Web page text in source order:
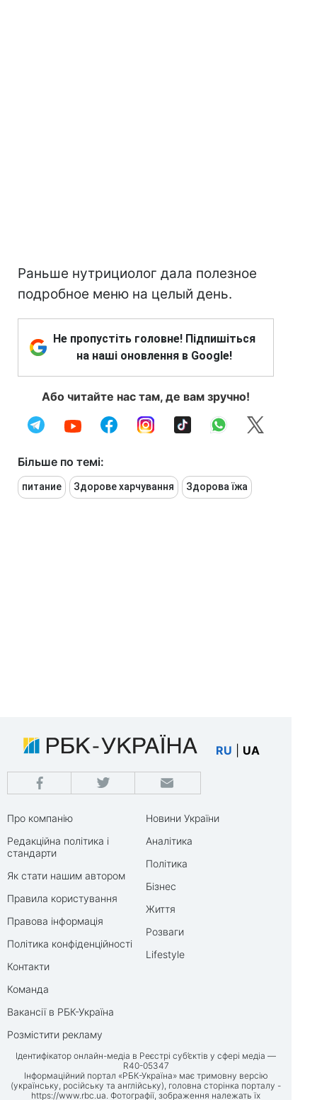
Раньше нутрициолог дала полезное
подробное меню на целый день.
Не пропустіть головне! Підпишіться
на наші оновлення в Google!
Або читайте нас там, де вам зручно!
Більше по темі:
питание Здорове харчування Здорова їжа
RU UA
Про компанію
Редакційна політика і
стандарти
Як стати нашим автором
Правила користування
Правова інформація
Політика конфіденційності
Контакти
Команда
Вакансії в РБК-Україна
Розмістити рекламу
Новини України
Аналітика
Політика
Бізнес
Життя
Розваги
Lifestyle
Ідентифікатор онлайн-медіа в Реєстрі суб’єктів у сфері медіа —
R40-05347
Інформаційний портал «РБК-Україна» має тримовну версію
(українську, російську та англійську), головна сторінка порталу -
https://www.rbc.ua. Фотографії, зображення належать їх